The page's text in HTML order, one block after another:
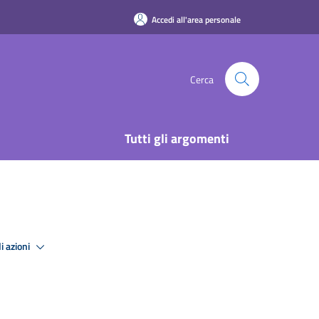
Accedi all'area personale
Cerca
Tutti gli argomenti
azioni